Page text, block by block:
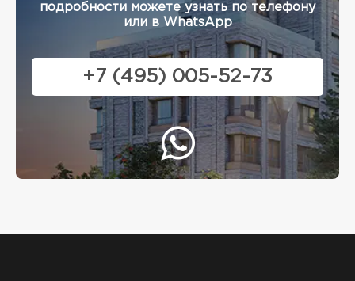
подробности можете узнать по телефону
или в WhatsApp
+7 (495) 005-52-73